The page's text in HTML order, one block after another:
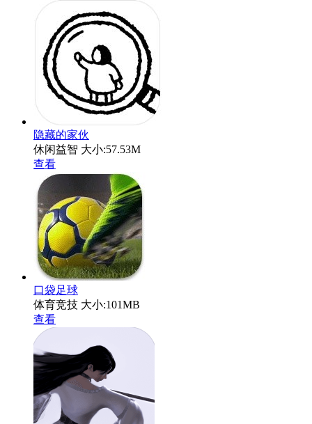
隐藏的家伙
休闲益智 大小:57.53M
查看
口袋足球
体育竞技 大小:101MB
查看